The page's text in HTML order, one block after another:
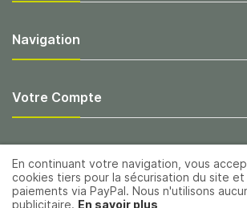
En continuant votre navigation, vous
cookies tiers pour la sécurisation du site et
paiements via PayPal. Nous n'utilisons
publicitaire. En savoir plus
Navigation
Votre Compte